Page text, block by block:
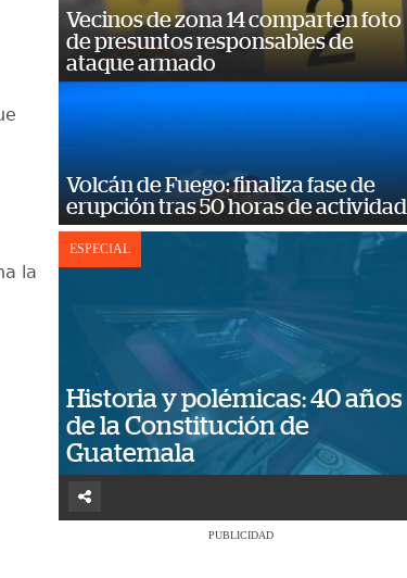
la
Vecinos de zona 14 comparten foto
de presuntos responsables de
ataque armado
Volcán de Fuego: finaliza fase de
erupción tras 50 horas de actividad
ESPECIAL
Historia y polémicas: 40 años
de la Constitución de
Guatemala
PUBLICIDAD